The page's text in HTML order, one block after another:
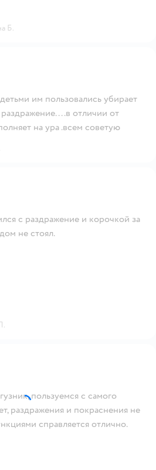
Б.
им пользовались убирает
отличии от
на ура .всем советую
с раздражение и корочкой за
не стоял.
пользуемся с самого
раздражения и покраснения не
справляется отлично.